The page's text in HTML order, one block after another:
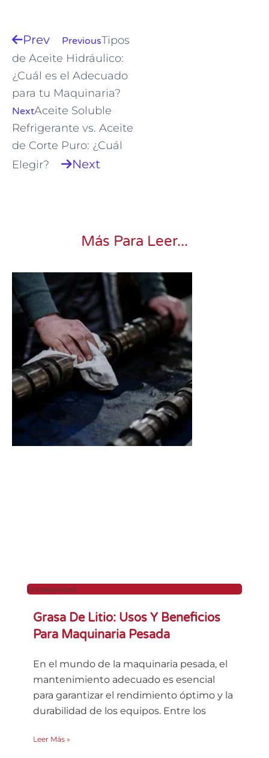
Prev PreviousTipos
de Aceite Hidráulico:
¿Cuál es el Adecuado
para tu Maquinaria?
NextAceite Soluble
Refrigerante vs. Aceite
de Corte Puro: ¿Cuál
Elegir?
Next
Más Para Leer...
Uncategorized
Grasa De Litio: Usos Y Beneficios
Para Maquinaria Pesada
En el mundo de la maquinaria pesada, el
mantenimiento adecuado es esencial
para garantizar el rendimiento óptimo y la
durabilidad de los equipos. Entre los
Leer Más »